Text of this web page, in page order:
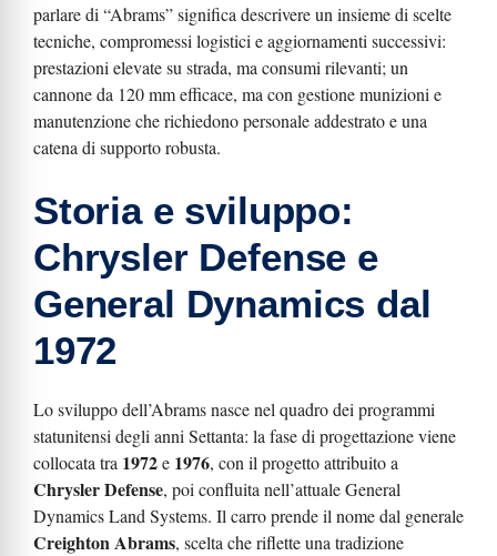
parlare di “Abrams” significa descrivere un insieme di scelte
tecniche, compromessi logistici e aggiornamenti successivi:
prestazioni elevate su strada, ma consumi rilevanti; un
cannone da 120 mm efficace, ma con gestione munizioni e
manutenzione che richiedono personale addestrato e una
catena di supporto robusta.
Storia e sviluppo:
Chrysler Defense e
General Dynamics dal
1972
Lo sviluppo dell’Abrams nasce nel quadro dei programmi
statunitensi degli anni Settanta: la fase di progettazione viene
collocata tra 1972e 1976, con il progetto attribuito a
Chrysler Defense, poi confluita nell’attuale General
Dynamics Land Systems. Il carro prende il nome dal generale
Creighton Abrams, scelta che riflette una tradizione